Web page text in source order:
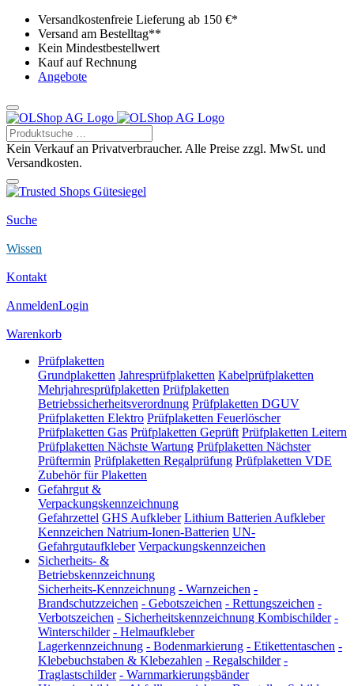
Versandkostenfreie Lieferung ab 150 €*
Versand am Bestelltag**
Kein Mindestbestellwert
Kauf auf Rechnung
Angebote
Kein Verkauf an Privatverbraucher. Alle Preise zzgl. MwSt. und
Versandkosten.
Suche
Wissen
Kontakt
AnmeldenLogin
Warenkorb
Prüfplaketten
Grundplaketten Jahresprüfplaketten Kabelprüfplaketten
Mehrjahresprüfplaketten Prüfplaketten
Betriebssicherheitsverordnung Prüfplaketten DGUV
Prüfplaketten Elektro Prüfplaketten Feuerlöscher
Prüfplaketten Gas Prüfplaketten Geprüft Prüfplaketten Leitern
Prüfplaketten Nächste Wartung Prüfplaketten Nächster
Prüftermin Prüfplaketten Regalprüfung Prüfplaketten VDE
Zubehör für Plaketten
Gefahrgut &
Verpackungskennzeichnung
Gefahrzettel GHS Aufkleber Lithium Batterien Aufkleber
Kennzeichen Natrium-Ionen-Batterien UN-
Gefahrgutaufkleber Verpackungskennzeichen
Sicherheits- &
Betriebskennzeichnung
Sicherheits-Kennzeichnung - Warnzeichen -
Brandschutzzeichen - Gebotszeichen - Rettungszeichen -
Verbotszeichen - Sicherheitskennzeichnung Kombischilder -
Winterschilder - Helmaufkleber
Lagerkennzeichnung - Bodenmarkierung - Etikettentaschen -
Klebebuchstaben & Klebezahlen - Regalschilder -
Traglastschilder - Warnmarkierungsbänder